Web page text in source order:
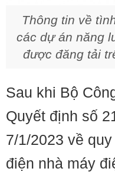
Thông tin về
các dự án năng
được đăng tải
Sau khi Bộ
Quyết định số
7/1/2023 về
điện nhà máy